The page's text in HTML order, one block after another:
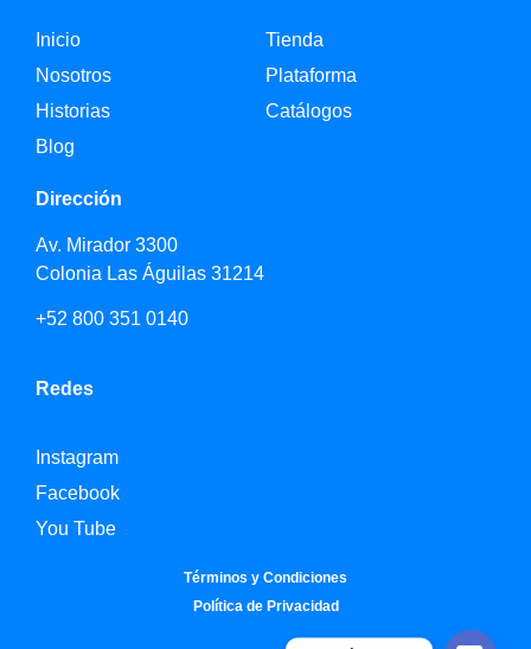
Inicio
Nosotros
Historias
Blog
Tienda
Plataforma
Catálogos
Dirección
Av. Mirador 3300
Colonia Las Águilas 31214
+52 800 351 0140
Redes
Instagram
Facebook
You Tube
Términos y Condiciones
Política de Privacidad